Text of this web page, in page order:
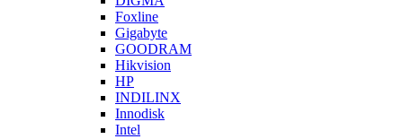
Foxline
Gigabyte
GOODRAM
Hikvision
HP
INDILINX
Innodisk
Intel